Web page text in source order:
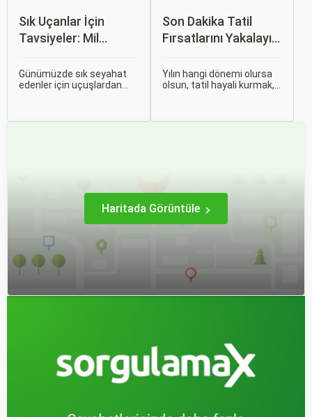
Sık Uçanlar İçin
Tavsiyeler: Mil
Günümüzde sık seyahat
edenler için uçuşlardan
Son Dakika Tatil
Fırsatlarını Yakalayın:
İpuçları
Yılın hangi dönemi olursa
olsun, tatil hayali kurmak,
Haritada Görüntüle